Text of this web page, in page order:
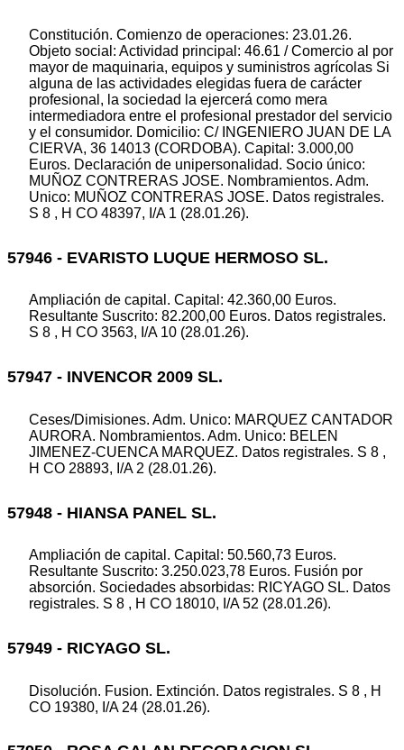
Constitución. Comienzo de operaciones: 23.01.26.
Objeto social: Actividad principal: 46.61 / Comercio al por
mayor de maquinaria, equipos y suministros agrícolas Si
alguna de las actividades elegidas fuera de carácter
profesional, la sociedad la ejercerá como mera
intermediadora entre el profesional prestador del servicio
y el consumidor. Domicilio: C/ INGENIERO JUAN DE LA
CIERVA, 36 14013 (CORDOBA). Capital: 3.000,00
Euros. Declaración de unipersonalidad. Socio único:
MUÑOZ CONTRERAS JOSE. Nombramientos. Adm.
Unico: MUÑOZ CONTRERAS JOSE. Datos registrales.
S 8 , H CO 48397, I/A 1 (28.01.26).
57946 - EVARISTO LUQUE HERMOSO SL.
Ampliación de capital. Capital: 42.360,00 Euros.
Resultante Suscrito: 82.200,00 Euros. Datos registrales.
S 8 , H CO 3563, I/A 10 (28.01.26).
57947 - INVENCOR 2009 SL.
Ceses/Dimisiones. Adm. Unico: MARQUEZ CANTADOR
AURORA. Nombramientos. Adm. Unico: BELEN
JIMENEZ-CUENCA MARQUEZ. Datos registrales. S 8 ,
H CO 28893, I/A 2 (28.01.26).
57948 - HIANSA PANEL SL.
Ampliación de capital. Capital: 50.560,73 Euros.
Resultante Suscrito: 3.250.023,78 Euros. Fusión por
absorción. Sociedades absorbidas: RICYAGO SL. Datos
registrales. S 8 , H CO 18010, I/A 52 (28.01.26).
57949 - RICYAGO SL.
Disolución. Fusion. Extinción. Datos registrales. S 8 , H
CO 19380, I/A 24 (28.01.26).